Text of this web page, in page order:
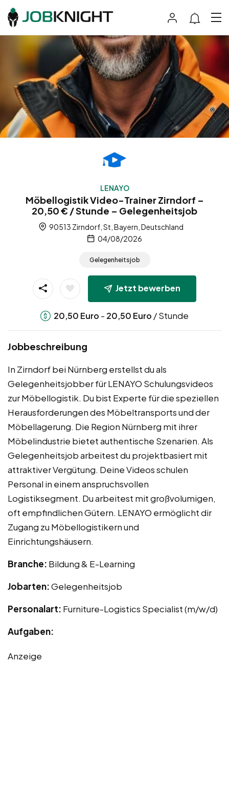
LENAYO
Möbellogistik Video-Trainer Zirndorf –
20,50 € / Stunde – Gelegenheitsjob
90513 Zirndorf, St, Bayern, Deutschland
04/08/2026
Gelegenheitsjob
Jetzt bewerben
20,50 Euro - 20,50 Euro / Stunde
Jobbeschreibung
In Zirndorf bei Nürnberg erstellst du als
Gelegenheitsjobber für LENAYO Schulungsvideos
zur Möbellogistik. Du bist Experte für die speziellen
Herausforderungen des Möbeltransports und der
Möbellagerung. Die Region Nürnberg mit ihrer
Möbelindustrie bietet authentische Szenarien. Als
Gelegenheitsjob arbeitest du projektbasiert mit
attraktiver Vergütung. Deine Videos schulen
Personal in einem anspruchsvollen
Logistiksegment. Du arbeitest mit großvolumigen,
oft empfindlichen Gütern. LENAYO ermöglicht dir
Zugang zu Möbellogistikern und
Einrichtungshäusern.
Branche: Bildung & E-Learning
Jobarten:Gelegenheitsjob
Personalart: Furniture-Logistics Specialist (m/w/d)
Aufgaben:
Anzeige